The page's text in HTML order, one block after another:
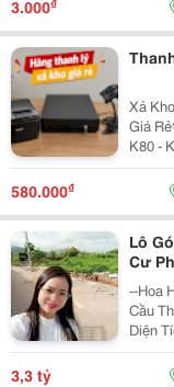
3.000
Xả
Giá Rẻ☎️
K80 - Két Đựng Tiền - Máy Quét Mã Vạch Phù Hợp Cho
Tạp
580.000₫
Lô
Cư
Mát
--Hoa
Cầu
Diện
Chuẩn
3,3 tỷ